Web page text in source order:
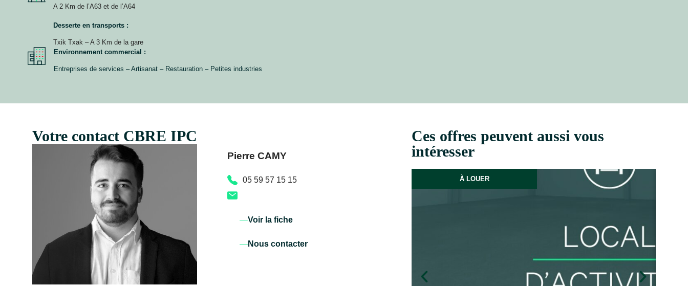
A 2 Km de l’A63 et de l’A64
Desserte en transports :
Txik Txak – A 3 Km de la gare
Environnement commercial :
Entreprises de services – Artisanat – Restauration – Petites industries
Votre contact CBRE IPC
Pierre CAMY
05 59 57 15 15
Voir la fiche
Nous contacter
Ces offres peuvent aussi vous
intéresser
À LOUER